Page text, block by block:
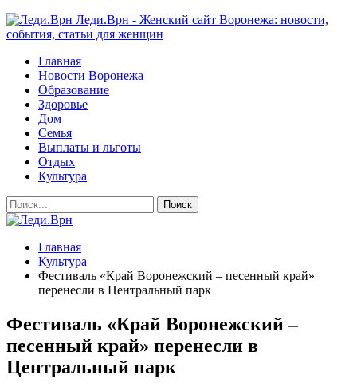
Леди.Врн - Женский сайт Воронежа: новости,
события, статьи для женщин
Главная
Новости Воронежа
Образование
Здоровье
Дом
Семья
Выплаты и льготы
Отдых
Культура
Главная
Культура
Фестиваль «Край Воронежский – песенный край»
перенесли в Центральный парк
Фестиваль «Край Воронежский –
песенный край» перенесли в
Центральный парк